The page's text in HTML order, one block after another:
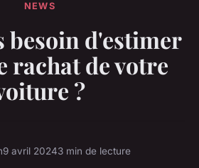
NEWS
besoin d'estimer
rachat de votre
?
9 avril 20243 min de lecture